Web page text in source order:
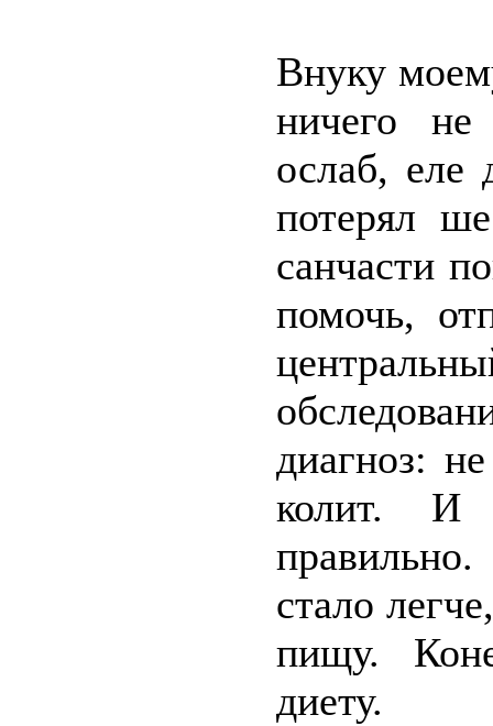
Внуку
ничего не
ослаб, еле
потерял
санчасти
помочь,
диагноз:
колит. И
стало
пищу.
диету.